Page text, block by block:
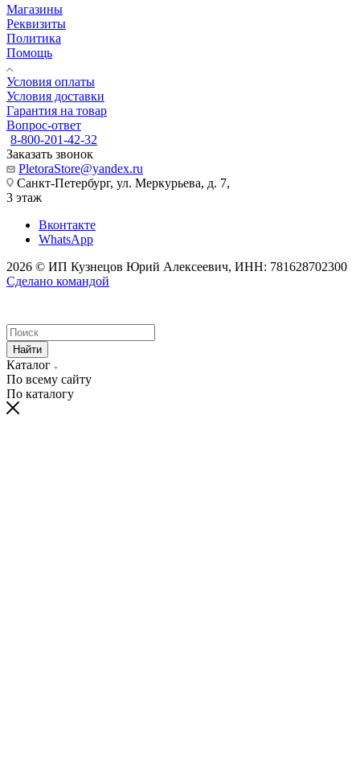
Магазины
Реквизиты
Политика
Помощь
Условия оплаты
Условия доставки
Гарантия на товар
Вопрос-ответ
8-800-201-42-32
Заказать звонок
PletoraStore@yandex.ru
Санкт-Петербург, ул. Меркурьева, д. 7,
3 этаж
Вконтакте
WhatsApp
2026 © ИП Кузнецов Юрий Алексеевич, ИНН: 781628702300
Сделано командой
Найти
Каталог
По всему сайту
По каталогу